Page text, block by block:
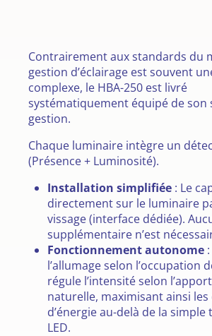
Contrairement aux standards du
gestion d’éclairage est souvent
complexe, le HBA-250 est livré
systématiquement équipé de son
gestion.
Chaque luminaire intègre un
(Présence + Luminosité).
Installation simplifiée : Le
directement sur le luminaire
vissage (interface dédiée).
supplémentaire n’est
Fonctionnement autonome
l’allumage selon l’occupation
régule l’intensité selon
naturelle, maximisant ainsi les
d’énergie au-delà de la
LED.